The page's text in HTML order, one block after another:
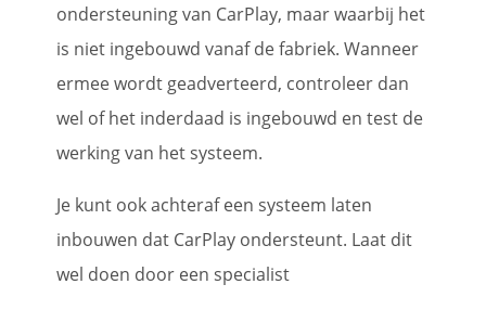
ondersteuning van CarPlay, maar waarbij het
is niet ingebouwd vanaf de fabriek. Wanneer
ermee wordt geadverteerd, controleer dan
wel of het inderdaad is ingebouwd en test de
werking van het systeem.
Je kunt ook achteraf een systeem laten
inbouwen dat CarPlay ondersteunt. Laat dit
wel doen door een specialist